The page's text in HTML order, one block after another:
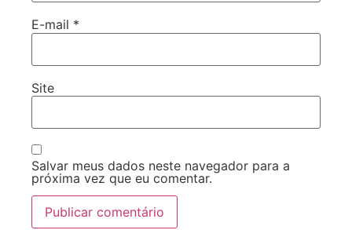
E-mail *
Site
Salvar meus dados neste navegador para a
próxima vez que eu comentar.